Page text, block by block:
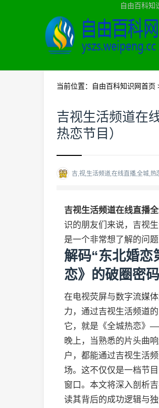
自由百科知
当前位置： 自由百科知识网首页
吉视生活频道在
热恋节目）
吉,视,生活频道,在线直播,全城,热
吉视生活频道在线直播
识的朋友们来说，吉视
是一个非常想了解的问
解码“东北婚恋
恋》的破圈密码
在电视荧屏与数字流媒
力，通过吉视生活频道
它，就是《全城热恋》
晚上，当熟悉的片头曲
户，都能通过吉视生活
场。这不仅仅是一档节
窗口。本文将深入剖析
读其背后的成功逻辑与独